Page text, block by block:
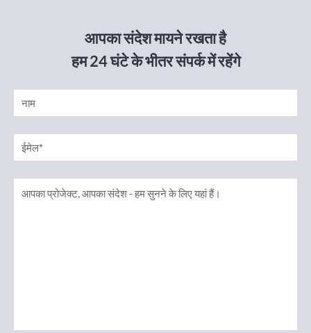
आपका संदेश मायने रखता है
हम 24 घंटे के भीतर संपर्क में रहेंगे